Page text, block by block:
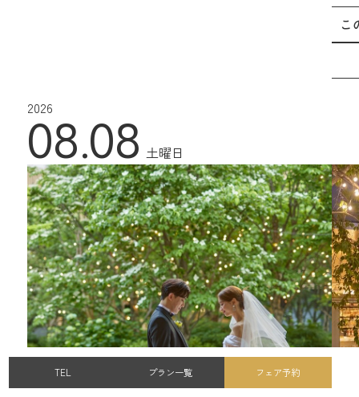
こ
2026
08.08 土曜日
TEL プラン一覧 フェア予約